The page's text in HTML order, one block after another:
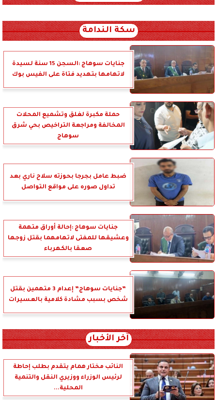
سكة الندامة
جنايات سوهاج :السجن 15 سنة لسيدة
لاتهامها بتهديد فتاة على الفيس بوك
حملة مكبرة لغلق وتشميع المحلات
المخالفة ومراجعة التراخيص بحي شرق
سوهاج
ضبط عامل بجرجا بحوزته سلاح ناري بعد
تداول صوره على مواقع التواصل
جنايات سوهاج :إحالة أوراق متهمة
وعشيقها للمفتى لاتهامهما بقتل زوجها
صعقا بالكهرباء
”جنايات سوهاج” إعدام 3 متهمين بقتل
شخص بسبب مشادة كلامية بالعسيرات
آخر الأخبار
النائب مختار همام يتقدم بطلب إحاطة
لرئيس الوزراء ووزيري النقل والتنمية
المحلية...